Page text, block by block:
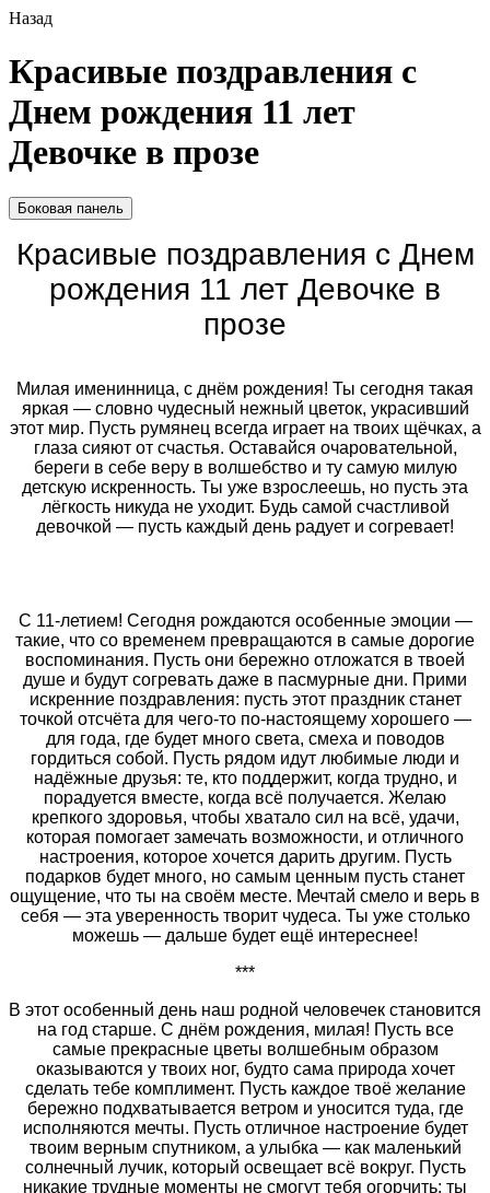
Назад
Красивые поздравления с
Днем рождения 11 лет
Девочке в прозе
Боковая панель
Красивые поздравления с Днем
рождения 11 лет Девочке в
прозе
Милая именинница, с днём рождения! Ты сегодня такая
яркая — словно чудесный нежный цветок, украсивший
этот мир. Пусть румянец всегда играет на твоих щёчках, а
глаза сияют от счастья. Оставайся очаровательной,
береги в себе веру в волшебство и ту самую милую
детскую искренность. Ты уже взрослеешь, но пусть эта
лёгкость никуда не уходит. Будь самой счастливой
девочкой — пусть каждый день радует и согревает!
С 11‑летием! Сегодня рождаются особенные эмоции —
такие, что со временем превращаются в самые дорогие
воспоминания. Пусть они бережно отложатся в твоей
душе и будут согревать даже в пасмурные дни. Прими
искренние поздравления: пусть этот праздник станет
точкой отсчёта для чего-то по-настоящему хорошего —
для года, где будет много света, смеха и поводов
гордиться собой. Пусть рядом идут любимые люди и
надёжные друзья: те, кто поддержит, когда трудно, и
порадуется вместе, когда всё получается. Желаю
крепкого здоровья, чтобы хватало сил на всё, удачи,
которая помогает замечать возможности, и отличного
настроения, которое хочется дарить другим. Пусть
подарков будет много, но самым ценным пусть станет
ощущение, что ты на своём месте. Мечтай смело и верь в
себя — эта уверенность творит чудеса. Ты уже столько
можешь — дальше будет ещё интереснее!
***
В этот особенный день наш родной человечек становится
на год старше. С днём рождения, милая! Пусть все
самые прекрасные цветы волшебным образом
оказываются у твоих ног, будто сама природа хочет
сделать тебе комплимент. Пусть каждое твоё желание
бережно подхватывается ветром и уносится туда, где
исполняются мечты. Пусть отличное настроение будет
твоим верным спутником, а улыбка — как маленький
солнечный лучик, который освещает всё вокруг. Пусть
никакие трудные моменты не смогут тебя огорчить: ты